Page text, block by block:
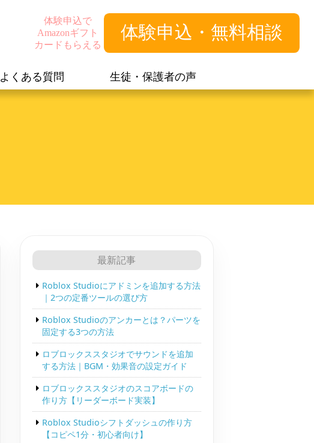
体験申込で
Amazonギフト
カードもらえる
体験申込・無料相談
よくある質問 生徒・保護者の声
最新記事
Roblox Studioにアドミンを追加する方法
｜2つの定番ツールの選び方
Roblox Studioのアンカーとは？パーツを
固定する3つの方法
ロブロックススタジオでサウンドを追加
する方法｜BGM・効果音の設定ガイド
ロブロックススタジオのスコアボードの
作り方【リーダーボード実装】
Roblox Studioシフトダッシュの作り方
【コピペ1分・初心者向け】